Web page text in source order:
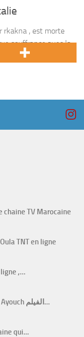
rkakna , est morte
souffrance avec la
retournons ....
chaine TV Marocaine
TNT en ligne
ligne ,…
Zin Li Fik Le film Marocain de Nabil Ayouch الفيلم…
qui…